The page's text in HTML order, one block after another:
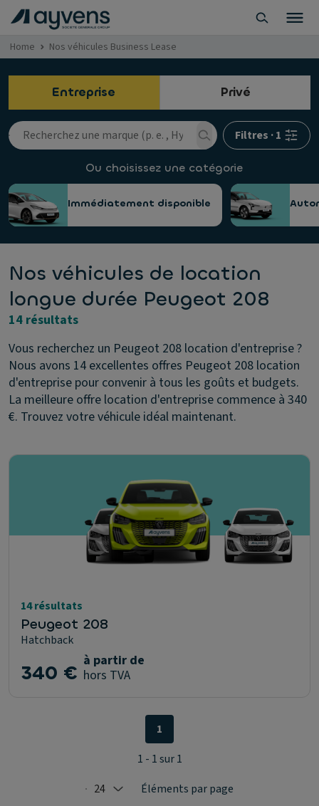
Home Nos véhicules Business Lease
Entreprise Privé
Filtres ·1
Ou choisissez une catégorie
Immédiatement disponible
Nos véhicules de location
longue durée Peugeot 208
14 résultats
Vous recherchez un Peugeot 208 location d'entreprise ?
Nous avons 14 excellentes offres Peugeot 208 location
d'entreprise pour convenir à tous les goûts et budgets.
La meilleure offre location d'entreprise commence à 340
€. Trouvez votre véhicule idéal maintenant.
14 résultats
Peugeot 208
Hatchback
340 € à partir de
hors TVA
Selected: 24
24 Éléments par page
1
1 - 1 sur 1